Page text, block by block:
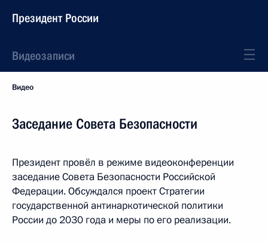
Президент России
Видеозаписи
Видео
Заседание Совета Безопасности
Президент провёл в режиме видеоконференции
заседание Совета Безопасности Российской
Федерации. Обсуждался проект Стратегии
государственной антинаркотической политики
России до 2030 года и меры по его реализации.